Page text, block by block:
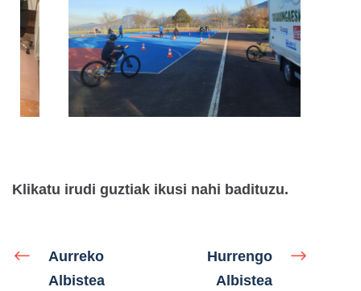
Klikatu irudi guztiak ikusi nahi badituzu.
Aurreko
Albistea
Hurrengo
Albistea